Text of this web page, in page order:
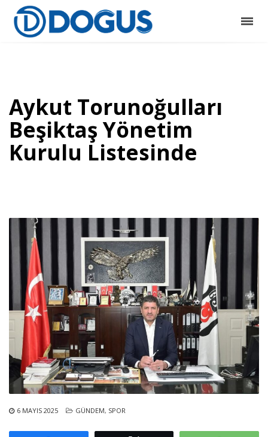
Aykut Torunoğulları
Beşiktaş Yönetim
Kurulu Listesinde
6 MAYIS 2025 GÜNDEM, SPOR